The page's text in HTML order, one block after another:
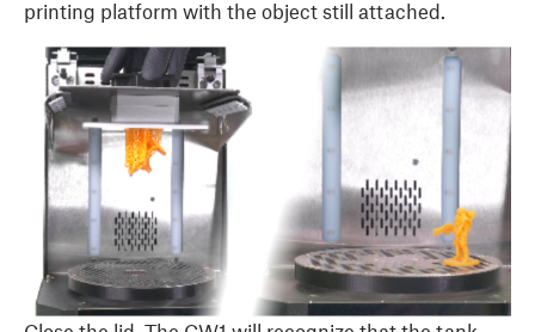
printing platform with the object still attached.